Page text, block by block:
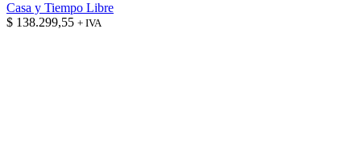
Casa y Tiempo Libre
$ 138.299,55 + IVA